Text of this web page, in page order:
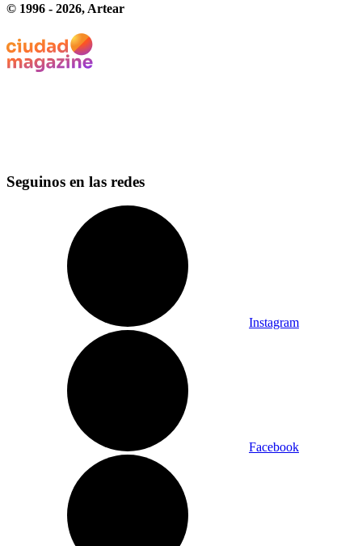
© 1996 - 2026, Artear
Seguinos en las redes
Instagram
Facebook